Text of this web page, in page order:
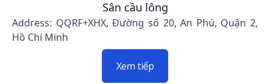
Sân cầu lông
Address: QQRF+XHX, Đường số 20, An Phú, Quận 2,
Hồ Chí Minh
Xem tiếp